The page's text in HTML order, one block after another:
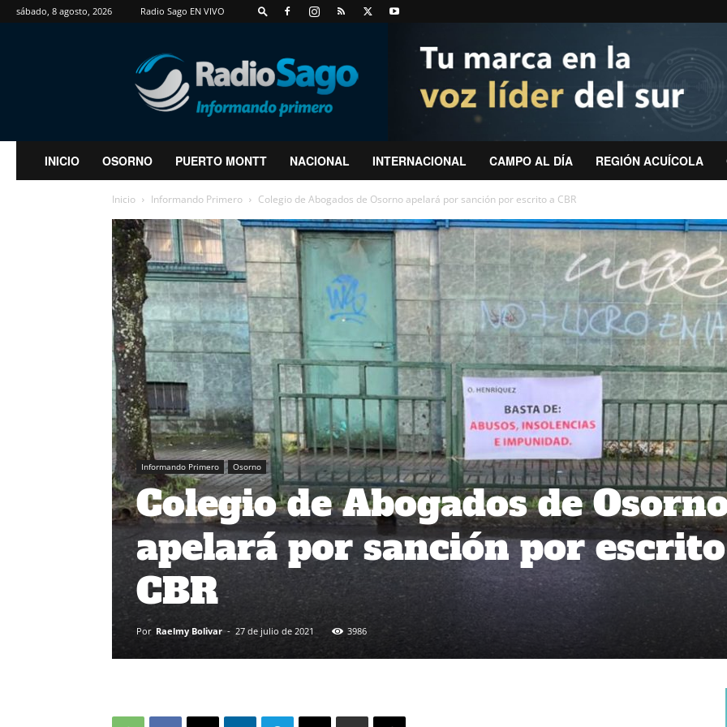
sábado, 8 agosto, 2026 Radio Sago EN VIVO
RadioSago
INICIO OSORNO PUERTO MONTT NACIONAL INTERNACIONAL CAMPO AL DÍA REGIÓN ACUÍCOLA
Inicio Informando Primero Colegio de Abogados de Osorno apelará por sanción por escrito a CBR
Informando Primero Osorno
Colegio de Abogados de
apelará por sanción por
CBR
Por Raelmy Bolivar - 27 de julio de 2021 3986